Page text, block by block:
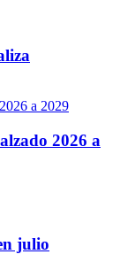
2026 a
julio